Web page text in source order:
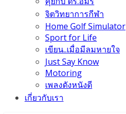
จิตวิทยาการกีฬา
Home Golf Simulator
Sport for Life
เขียน..เมื่อมีลมหายใจ
Just Say Know
Motoring
เพลงดังหนังดี
เกี่ยวกับเรา